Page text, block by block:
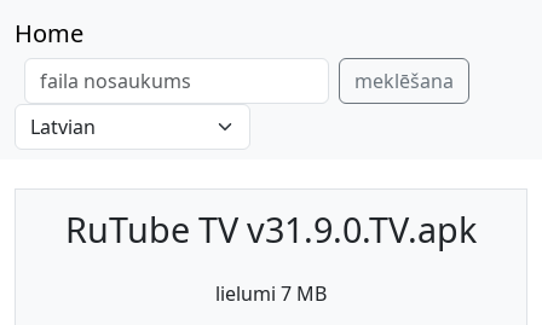
Home
meklēšana
RuTube TV v31.9.0.TV.apk
lielumi 7 MB